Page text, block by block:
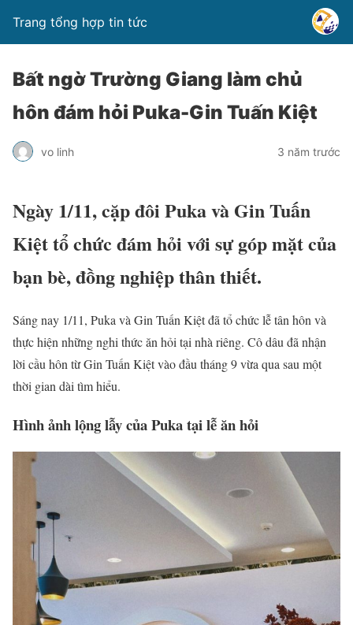
Trang tổng hợp tin tức
Bất ngờ Trường Giang làm chủ
hôn đám hỏi Puka-Gin Tuấn Kiệt
vo linh 3 năm trước
Ngày 1/11, cặp đôi Puka và Gin Tuấn
Kiệt tổ chức đám hỏi với sự góp mặt của
bạn bè, đồng nghiệp thân thiết.
Sáng nay 1/11, Puka và Gin Tuấn Kiệt đã tổ chức lễ tân hôn và
thực hiện những nghi thức ăn hỏi tại nhà riêng. Cô dâu đã nhận
lời cầu hôn từ Gin Tuấn Kiệt vào đầu tháng 9 vừa qua sau một
thời gian dài tìm hiểu.
Hình ảnh lộng lẫy của Puka tại lễ ăn hỏi